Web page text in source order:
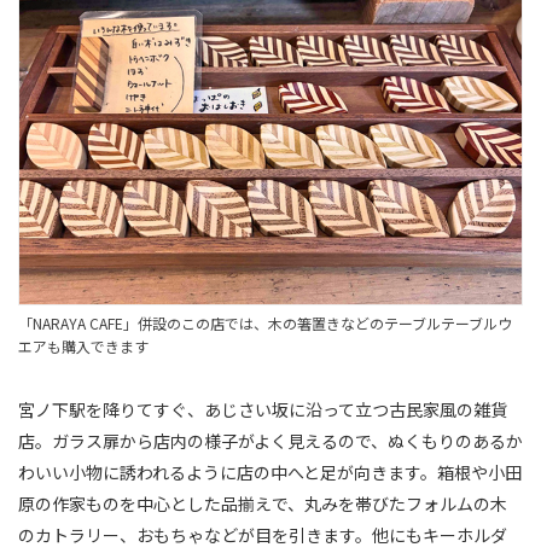
「NARAYA CAFE」併設のこの店では、木の箸置きなどのテーブルテーブルウ
エアも購入できます
宮ノ下駅を降りてすぐ、あじさい坂に沿って立つ古民家風の雑貨
店。ガラス扉から店内の様子がよく見えるので、ぬくもりのあるか
わいい小物に誘われるように店の中へと足が向きます。箱根や小田
原の作家ものを中心とした品揃えで、丸みを帯びたフォルムの木
のカトラリー、おもちゃなどが目を引きます。他にもキーホルダ